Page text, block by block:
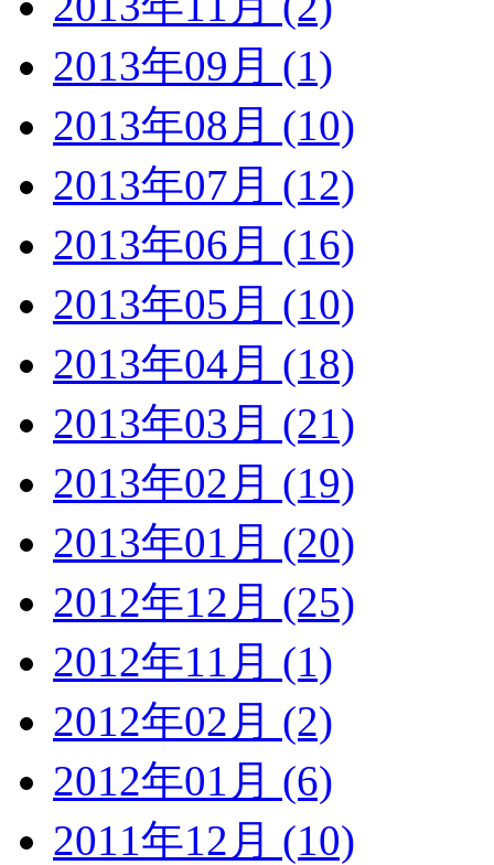
2013年09月 (1)
2013年08月 (10)
2013年07月 (12)
2013年06月 (16)
2013年05月 (10)
2013年04月 (18)
2013年03月 (21)
2013年02月 (19)
2013年01月 (20)
2012年12月 (25)
2012年11月 (1)
2012年02月 (2)
2012年01月 (6)
2011年12月 (10)